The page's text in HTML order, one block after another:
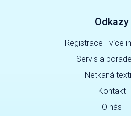
Odkazy
Registrace - více
Servis a
Netkaná
Kontakt
O nás